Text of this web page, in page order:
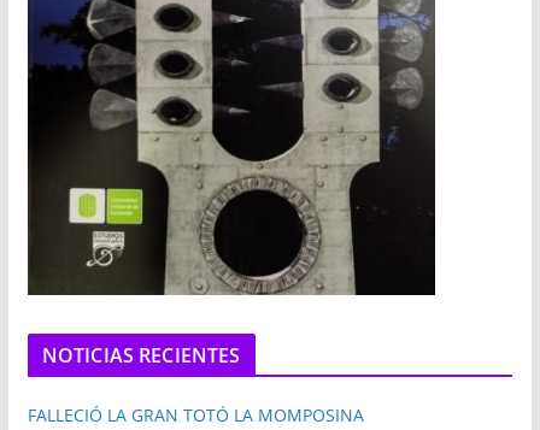
NOTICIAS RECIENTES
FALLECIÓ LA GRAN TOTÓ LA MOMPOSINA